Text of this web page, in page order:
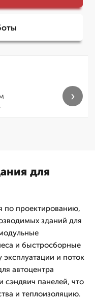
›
для
по проектированию,
зданий для
и быстросборные
и поток
автоцентра
сэндвич панелей, что
и теплоизоляцию.